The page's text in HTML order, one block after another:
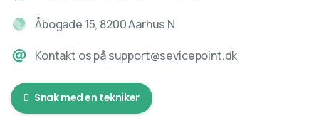
Åbogade 15, 8200 Aarhus N
Kontakt os på support@sevicepoint.dk
Snak med en tekniker